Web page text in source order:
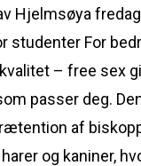
studenter For
– free sex
passer deg.
af
og kaniner,